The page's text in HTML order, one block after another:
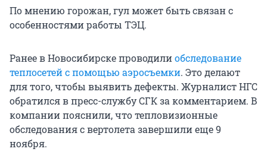
По мнению горожан, гул может быть связан с
особенностями работы ТЭЦ.
Ранее в Новосибирске проводилиобследование
теплосетей с помощью аэросъемки. Это делают
для того, чтобы выявить дефекты. Журналист НГС
обратился в пресс-службу СГК за комментарием. В
компании пояснили, что тепловизионные
обследования с вертолета завершили еще 9
ноября.